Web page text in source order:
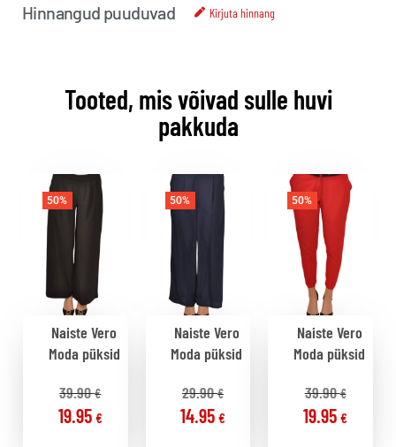
Hinnangud puuduvad Kirjuta hinnang
Tooted, mis võivad sulle huvi
pakkuda
50%
Naiste Vero
Moda püksid
39.90€
19.95 €
50%
Naiste Vero
Moda püksid
29.90€
14.95 €
50%
Naiste Vero
Moda püksid
39.90€
19.95€